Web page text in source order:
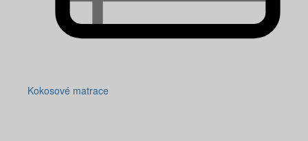
Kokosové matrace